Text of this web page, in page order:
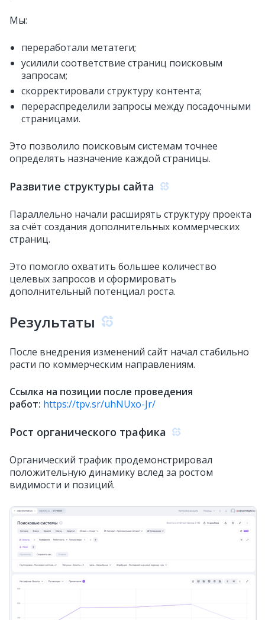
Мы:
переработали метатеги;
усилили соответствие страниц поисковым
запросам;
скорректировали структуру контента;
перераспределили запросы между посадочными
страницами.
Это позволило поисковым системам точнее
определять назначение каждой страницы.
Развитие структуры сайта
Параллельно начали расширять структуру проекта
за счёт создания дополнительных коммерческих
страниц.
Это помогло охватить большее количество
целевых запросов и сформировать
дополнительный потенциал роста.
Результаты
После внедрения изменений сайт начал стабильно
расти по коммерческим направлениям.
Ссылка на позиции после проведения
работ: https://tpv.sr/uhNUxo-Jr/
Рост органического трафика
Органический трафик продемонстрировал
положительную динамику вслед за ростом
видимости и позиций.